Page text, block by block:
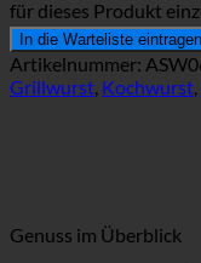
für dieses Produkt
In die Warteliste eintragen
Artikelnummer:
Grillwurst, Kochwurst,
Genuss im Überblick